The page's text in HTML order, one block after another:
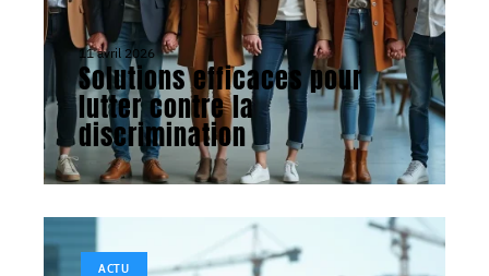
11 avril 2026
Solutions efficaces pour
lutter contre la
discrimination
ACTU